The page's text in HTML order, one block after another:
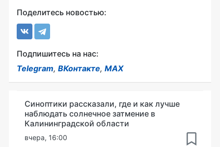
Поделитесь новостью:
Подпишитесь на нас:
Telegram, ВКонтакте, MAX
Синоптики рассказали, где и как лучше
наблюдать солнечное затмение в
Калининградской области
вчера, 16:00